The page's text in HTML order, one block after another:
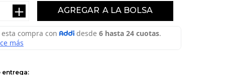
AGREGAR
＋
entrega: